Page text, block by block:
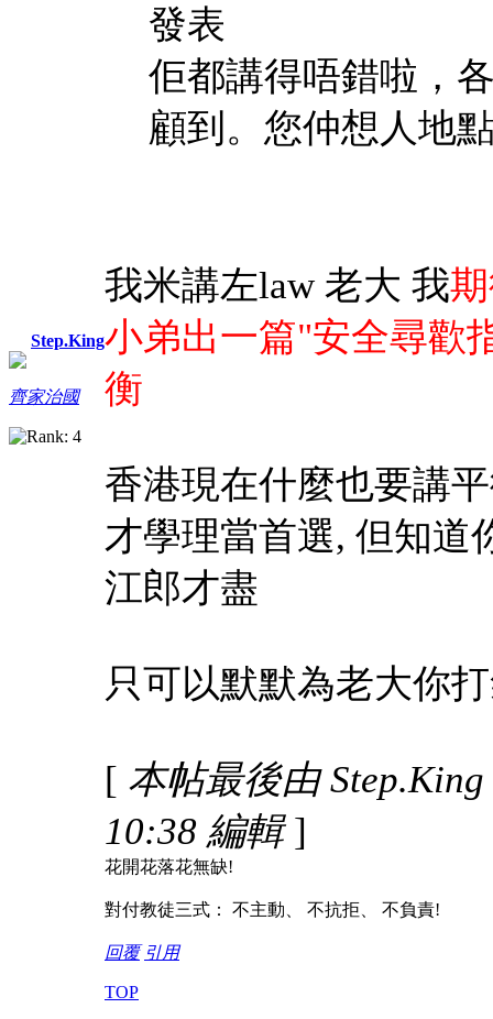
Step.King
齊家治國
發表
佢都講得唔錯啦，
顧到。您仲想人地
我米講左law 老大 我
小弟出一篇"安全尋歡
衡
香港現在什麼也要講
才學理當首選, 但知道
江郎才盡
只可以默默為老大你
[ 本帖最後由
10:38 編輯 ]
花開花落花無缺!
對付教徒三式： 不主動、 不抗拒、 不負責!
回覆 引用
TOP